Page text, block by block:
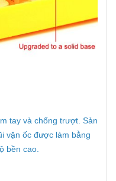
tay và chống trượt. Sản
vặn ốc được làm bằng
bền cao.